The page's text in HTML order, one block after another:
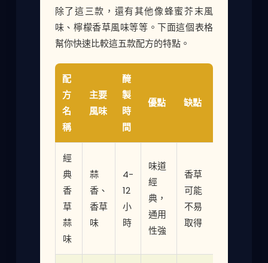
除了這三款，還有其他像蜂蜜芥末風
味、檸檬香草風味等等。下面這個表格
幫你快速比較這五款配方的特點。
配
方
名
稱
主要
風味
醃
製
時
間
優點 缺點
經
典
香
草
蒜
味
蒜
香、
香草
味
4-
12
小
時
味道
經
典，
通用
性強
香草
可能
不易
取得